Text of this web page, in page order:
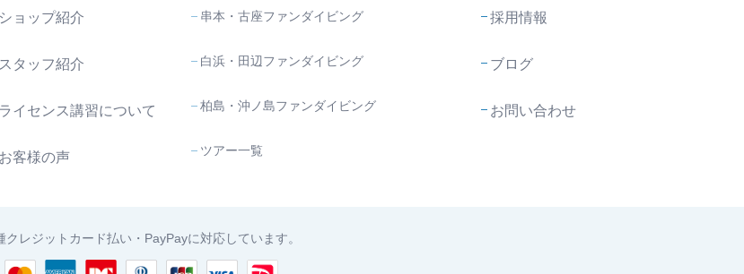
ショップ紹介
スタッフ紹介
ライセンス講習について
お客様の声
串本・古座ファンダイビング
白浜・田辺ファンダイビング
柏島・沖ノ島ファンダイビング
ツアー一覧
採用情報
ブログ
お問い合わせ
クレジットカード払い・PayPayに対応しています。